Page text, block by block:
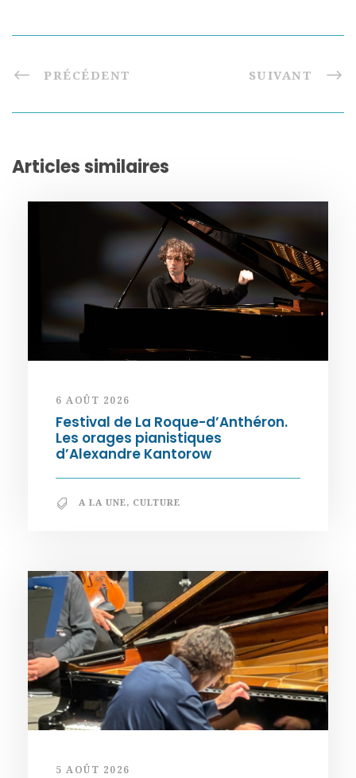
PRÉCÉDENT SUIVANT
Articles similaires
6 AOÛT 2026
Festival de La Roque-d’Anthéron.
Les orages pianistiques
d’Alexandre Kantorow
A LA UNE, CULTURE
5 AOÛT 2026